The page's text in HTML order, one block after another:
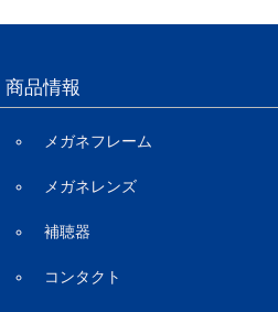
商品情報
メガネフレーム
メガネレンズ
補聴器
コンタクト